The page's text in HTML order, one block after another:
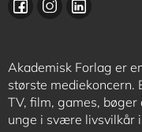
Akademisk Forlag er
største mediekoncern.
TV, film, games,
unge i svære livsvilkår